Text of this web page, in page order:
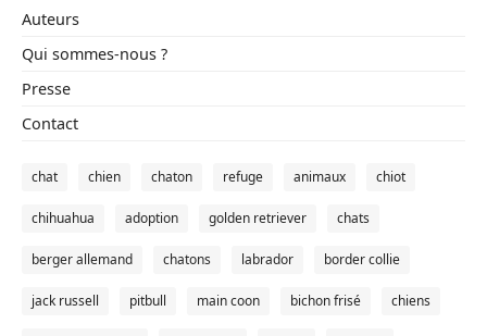
Auteurs
Qui sommes-nous ?
Presse
Contact
chat chien chaton refuge animaux chiot
chihuahua adoption golden retriever chats
berger allemand chatons labrador border collie
jack russell pitbull main coon bichon frisé chiens